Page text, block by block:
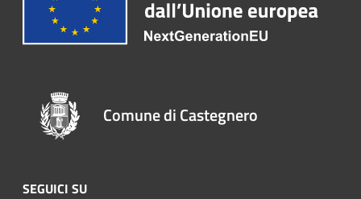
Comune di Castegnero
SEGUICI SU